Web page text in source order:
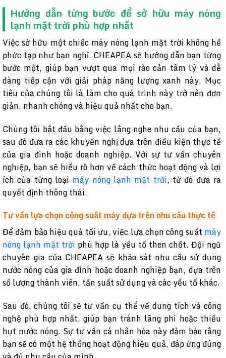
Hướng dẫn từng bước để sở hữu máy nóng
lạnh mặt trời phù hợp nhất
Việc sở hữu một chiếc máy nóng lạnh mặt trời không hề
phức tạp như bạn nghĩ. CHEAPEA sẽ hướng dẫn bạn từng
bước một, giúp bạn vượt qua mọi rào cản tâm lý và dễ
dàng tiếp cận với giải pháp năng lượng xanh này. Mục
tiêu của chúng tôi là làm cho quá trình này trở nên đơn
giản, nhanh chóng và hiệu quả nhất cho bạn.
Chúng tôi bắt đầu bằng việc lắng nghe nhu cầu của bạn,
sau đó đưa ra các khuyến nghị dựa trên điều kiện thực tế
của gia đình hoặc doanh nghiệp. Với sự tư vấn chuyên
nghiệp, bạn sẽ hiểu rõ hơn về cách thức hoạt động và lợi
ích của từng loại máy nóng lạnh mặt trời, từ đó đưa ra
quyết định thông thái.
Tư vấn lựa chọn công suất máy dựa trên nhu cầu thực tế
Để đảm bảo hiệu quả tối ưu, việc lựa chọn công suất máy
nóng lạnh mặt trời phù hợp là yếu tố then chốt. Đội ngũ
chuyên gia của CHEAPEA sẽ khảo sát nhu cầu sử dụng
nước nóng của gia đình hoặc doanh nghiệp bạn, dựa trên
số lượng thành viên, tần suất sử dụng và các yếu tố khác.
Sau đó, chúng tôi sẽ tư vấn cụ thể về dung tích và công
nghệ phù hợp nhất, giúp bạn tránh lãng phí hoặc thiếu
hụt nước nóng. Sự tư vấn cá nhân hóa này đảm bảo rằng
bạn sẽ có một hệ thống hoạt động hiệu quả, đáp ứng đúng